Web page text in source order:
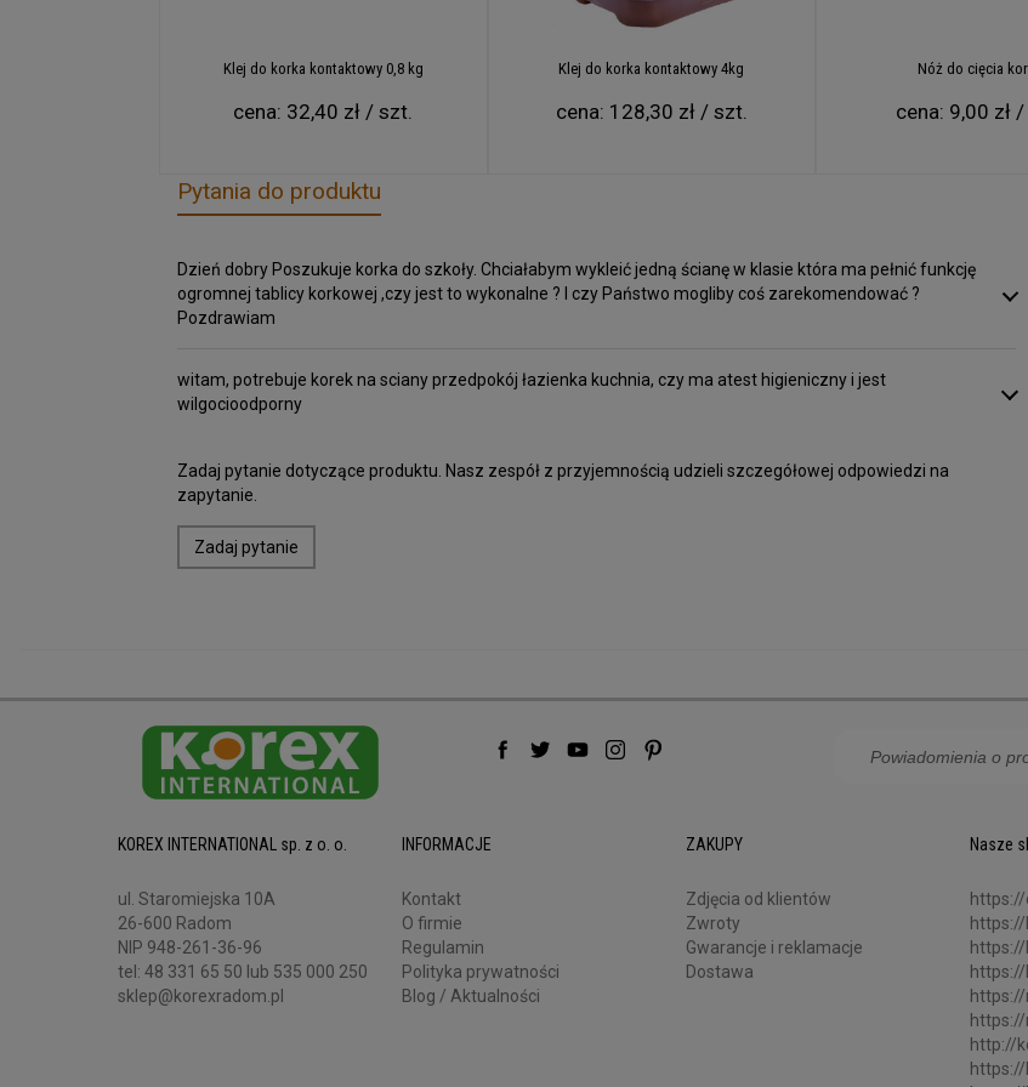
Klej do korka kontaktowy 0,8 kg
cena: 32,40 zł / szt.
Klej do korka kontaktowy 4kg
cena: 128,30 zł / szt.
Nóż do cięcia
cena: 9,00 zł /
Pytania do produktu
Dzień dobry Poszukuje korka do szkoły. Chciałabym wykleić jedną ścianę w klasie która ma pełnić funkcję
ogromnej tablicy korkowej ,czy jest to wykonalne ? I czy Państwo mogliby coś zarekomendować ?
Pozdrawiam
witam, potrebuje korek na sciany przedpokój łazienka kuchnia, czy ma atest higieniczny i jest
wilgocioodporny
Zadaj pytanie dotyczące produktu. Nasz zespół z przyjemnością udzieli szczegółowej odpowiedzi na
zapytanie.
Zadaj pytanie
KOREX INTERNATIONAL sp. z o. o.
ul. Staromiejska 10A
26-600 Radom
NIP 948-261-36-96
tel: 48 331 65 50 lub 535 000 250
sklep@korexradom.pl
INFORMACJE
Kontakt
O firmie
Regulamin
Polityka prywatności
Blog / Aktualności
ZAKUPY
Zdjęcia od klientów
Zwroty
Gwarancje i reklamacje
Dostawa
Nasze
https://
http://